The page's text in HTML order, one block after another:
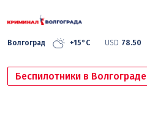
Волгоград +15°C USD 78.50
Беспилотники в Волгограде